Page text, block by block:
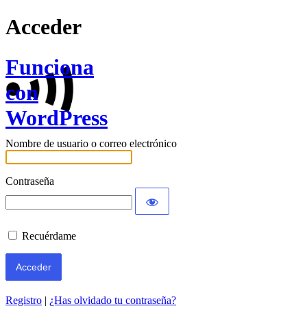
Acceder
Funciona
con
WordPress
Nombre de usuario o correo electrónico
Contraseña
Recuérdame
Registro | ¿Has olvidado tu contraseña?